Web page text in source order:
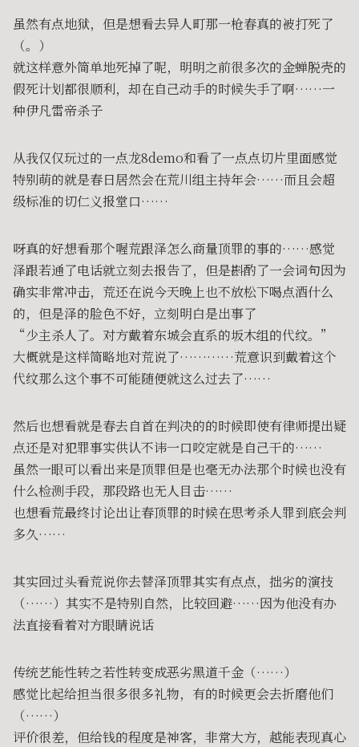
虽然有点地狱，但是想看去异人町那一枪春真的被打死了
（。）
就这样意外简单地死掉了呢，明明之前很多次的金蝉脱壳的
假死计划都很顺利，却在自己动手的时候失手了啊……一
种伊凡雷帝杀子
从我仅仅玩过的一点龙8demo和看了一点点切片里面感觉
特别萌的就是春日居然会在荒川组主持年会……而且会超
级标准的切仁义报堂口……
呀真的好想看那个喔荒跟泽怎么商量顶罪的事的……感觉
泽跟若通了电话就立刻去报告了，但是斟酌了一会词句因为
确实非常冲击，荒还在说今天晚上也不放松下喝点酒什么
的，但是泽的脸色不好，立刻明白是出事了
“少主杀人了。对方戴着东城会直系的坂木组的代纹。”
大概就是这样简略地对荒说了…………荒意识到戴着这个
代纹那么这个事不可能随便就这么过去了……
然后也想看就是春去自首在判决的的时候即使有律师提出疑
点还是对犯罪事实供认不讳一口咬定就是自己干的……
虽然一眼可以看出来是顶罪但是也毫无办法那个时候也没有
什么检测手段，那段路也无人目击……
也想看荒最终讨论出让春顶罪的时候在思考杀人罪到底会判
多久……
其实回过头看荒说你去替泽顶罪其实有点点，拙劣的演技
（……）其实不是特别自然，比较回避……因为他没有办
法直接看着对方眼睛说话
传统艺能性转之若性转变成恶劣黑道千金（……）
感觉比起给担当很多很多礼物，有的时候更会去折磨他们
（……）
评价很差，但给钱的程度是神客，非常大方，越能表现真心